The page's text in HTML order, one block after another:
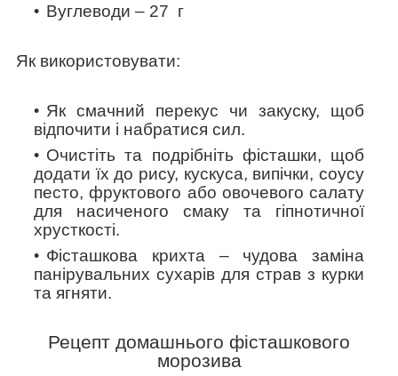
Вуглеводи – 27 г
Як використовувати:
Як смачний перекус чи закуску, щоб
відпочити і набратися сил.
Очистіть та подрібніть фісташки, щоб
додати їх до рису, кускуса, випічки, соусу
песто, фруктового або овочевого салату
для насиченого смаку та гіпнотичної
хрусткості.
Фісташкова крихта – чудова заміна
панірувальних сухарів для страв з курки
та ягняти.
Рецепт домашнього фісташкового
морозива